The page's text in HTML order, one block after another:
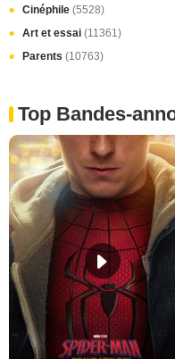
Cinéphile (5528)
Art et essai (11361)
Parents (10763)
Top Bandes-